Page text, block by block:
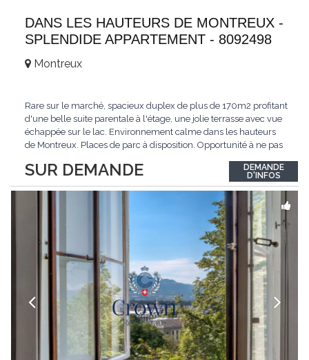
DANS LES HAUTEURS DE MONTREUX -
SPLENDIDE APPARTEMENT - 8092498
SUR DEMANDE
Montreux
Rare sur le marché, spacieux duplex de plus de 170m2 profitant
d'une belle suite parentale à l'étage, une jolie terrasse avec vue
échappée sur le lac. Environnement calme dans les hauteurs
de Montreux. Places de parc à disposition. Opportunité à ne pas
auf dem Markt, geräumiges Duplex von mehr als 170m2 mit
einer schönen...
DEMANDE
D'INFOS